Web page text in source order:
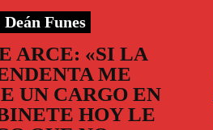
Deán Funes
ARCE: «SI LA
ME
UN CARGO EN
HOY LE